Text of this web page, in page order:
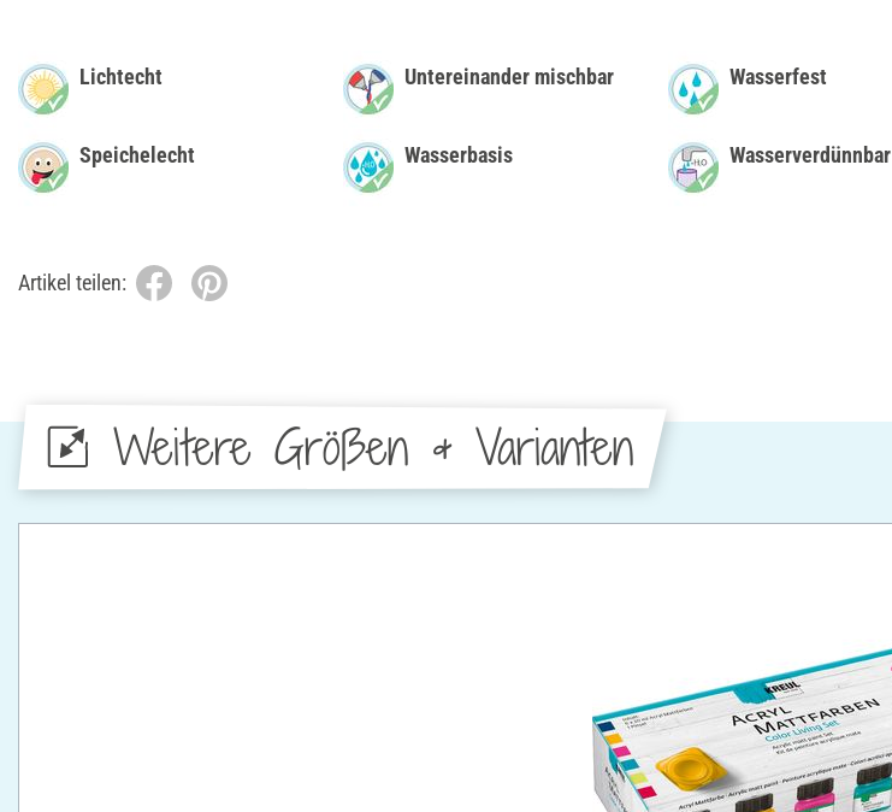
Lichtecht
Speichelecht
Untereinander mischbar
Wasserbasis
Wasserfest
Wasserverdünnbar
Artikel teilen:
Weitere Größen & Varianten